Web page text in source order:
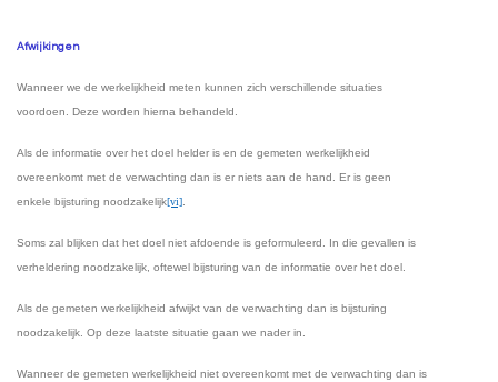
Afwijkingen
Wanneer we de werkelijkheid meten kunnen zich verschillende situaties
voordoen. Deze worden hierna behandeld.
Als de informatie over het doel helder is en de gemeten werkelijkheid
overeenkomt met de verwachting dan is er niets aan de hand. Er is geen
enkele bijsturing noodzakelijk[vi]
Soms zal blijken dat het doel niet afdoende is geformuleerd. In die gevallen is
verheldering noodzakelijk, oftewel bijsturing van de informatie over het doel.
Als de gemeten werkelijkheid afwijkt van de verwachting dan is bijsturing
noodzakelijk. Op deze laatste situatie gaan we nader in.
Wanneer de gemeten werkelijkheid niet overeenkomt met de verwachting dan is